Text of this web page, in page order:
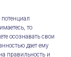
то
осознавать свои
дает ему
правильность и